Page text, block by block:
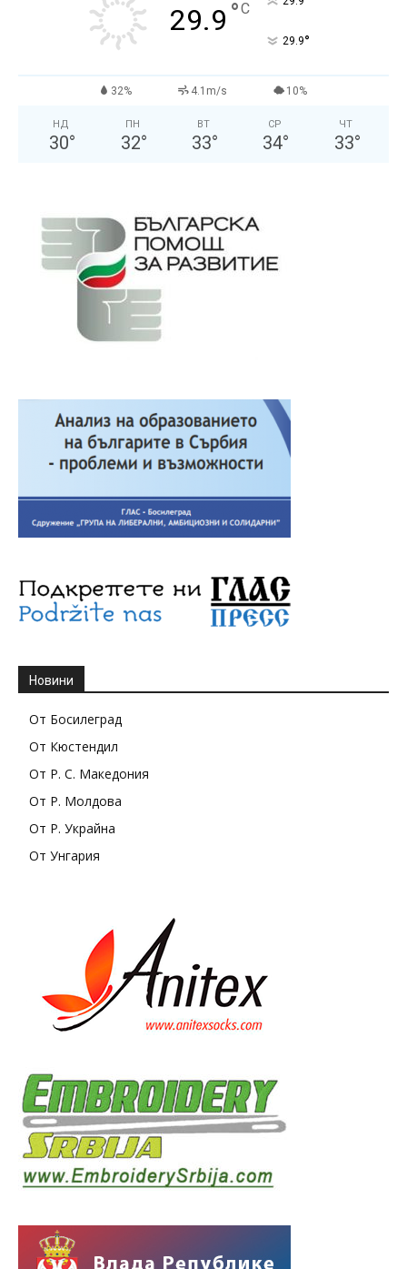
29.9 °C
29.9°
32% 4.1m/s 10%
НД
30°
ПН
32°
ВТ
33°
СР
34°
ЧТ
33°
Новини
От Босилеград
От Кюстендил
От Р. С. Македония
От Р. Молдова
От Р. Украйна
От Унгария